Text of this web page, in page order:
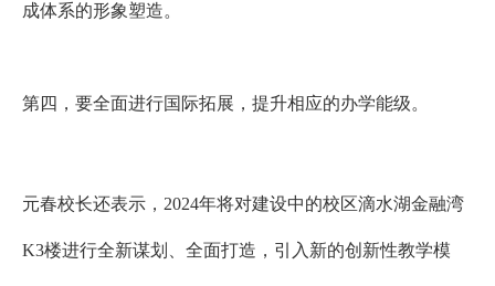
成体系的形象塑造。
第四，要全面进行国际拓展，提升相应的办学能级。
元春校长还表示， 2024年将对建设中的校区滴水湖金融湾
K3楼进行全新谋划、全面打造，引入新的创新性教学模